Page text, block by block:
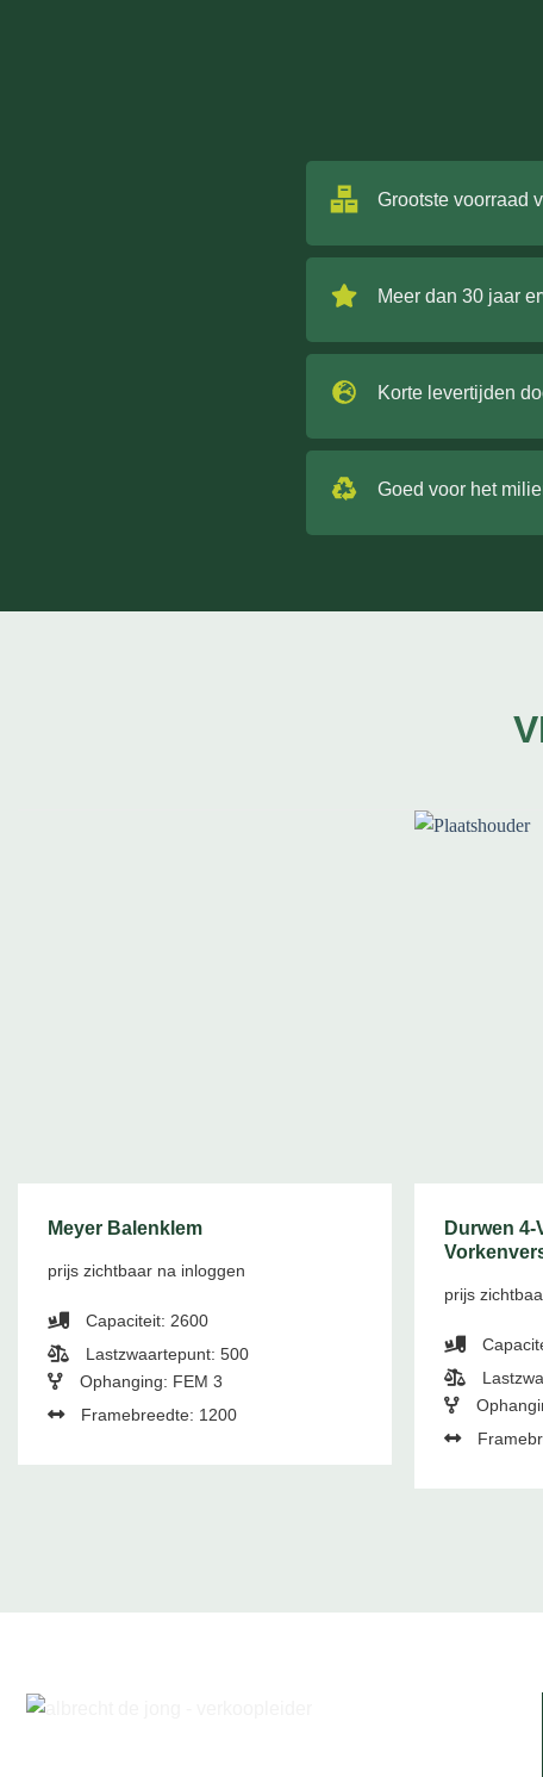
Grootste voorraad
Meer dan 30 jaar
Korte levertijden
Goed voor het
Meyer Balenklem
prijs zichtbaar na inloggen
Capaciteit: 2600
Lastzwaartepunt: 500
Ophanging: FEM 3
Framebreedte: 1200
Durwen
prijs